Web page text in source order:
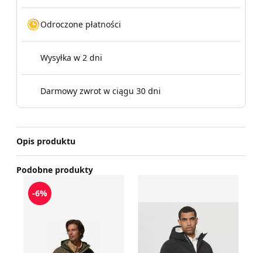
Odroczone płatności
Wysyłka w 2 dni
Darmowy zwrot w ciągu 30 dni
Opis produktu
Podobne produkty
Kurtka męska casualowa Columbia
-6%